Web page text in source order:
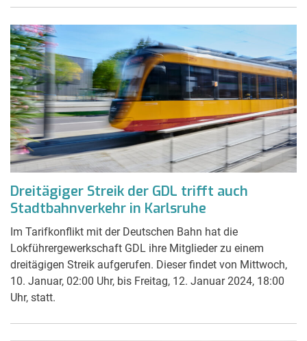
Dreitägiger Streik der GDL trifft auch
Stadtbahnverkehr in Karlsruhe
Im Tarifkonflikt mit der Deutschen Bahn hat die
Lokführergewerkschaft GDL ihre Mitglieder zu einem
dreitägigen Streik aufgerufen. Dieser findet von Mittwoch,
10. Januar, 02:00 Uhr, bis Freitag, 12. Januar 2024, 18:00
Uhr, statt.